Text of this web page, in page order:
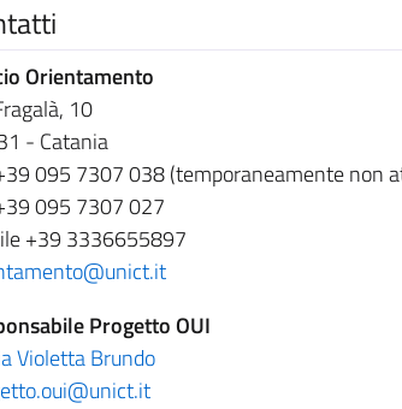
Orientamento
10
- Catania
095 7307 038 (temporaneamente non
095 7307 027
+39 3336655897
Progetto OUI
Violetta Brundo